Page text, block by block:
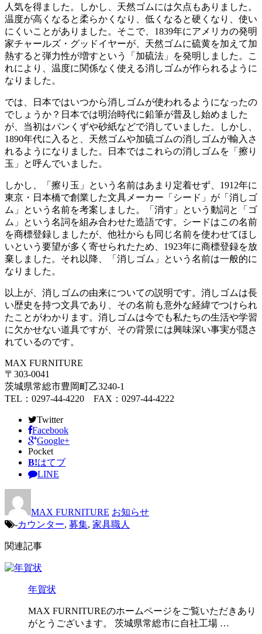
人気を得ました。しかし、天然ゴムには欠点もありました。
温度が高くなると柔らかくなり、低くなると硬くなり、使い
にくいことがありました。そこで、1839年にアメリカの発明
家チャールズ・グッドイヤーが、天然ゴムに硫黄を加えて加
熱すると弾力性が増すという「加硫法」を発明しました。こ
れにより、温度に関係なく使える消しゴムが作られるように
なりました。
では、日本ではいつから消しゴムが使われるようになったの
でしょうか？日本では明治時代に鉛筆が普及し始めました
が、当初はパンくずや砂紙などで消していました。しかし、
1890年代に入ると、天然ゴムや加硫ゴムの消しゴムが輸入さ
れるようになりました。日本ではこれらの消しゴムを「擦り
玉」と呼んでいました。
しかし、「擦り玉」という名前はあまり定着せず、1912年に
東京・日本橋で創業した文具メーカー「シード」が「消しゴ
ム」という名前を考案しました。「消す」という動詞と「ゴ
ム」という名詞を組み合わせた造語です。シードはこの名前
を商標登録しましたが、他社からも同じ名前を使わせてほし
いという要望が多く寄せられたため、1923年に商標登録を放
棄しました。それ以降、「消しゴム」という名前は一般的に
なりました。
以上が、消しゴムの由来についての説明です。消しゴムは長
い歴史を持つ文具であり、その名前も意外な経緯でつけられ
たことがわかります。消しゴムは今でも私たちの生活や学習
に欠かせない道具ですが、その背景には興味深い事実が隠さ
れているのです。
MAX FURNITURE
〒303-0041
茨城県常総市豊岡町乙3240-1
TEL：0297-44-4220 FAX：0297-44-4222
Twitter
Facebook
Google+
Pocket
B!はてブ
LINE
MAX FURNITURE お知らせ
-カウンター, 募集, 家具職人
関連記事
年賀状
MAX FURNITUREのホームページをご覧いただきあり
がとうございます。 茨城県常総市に自社工場 …